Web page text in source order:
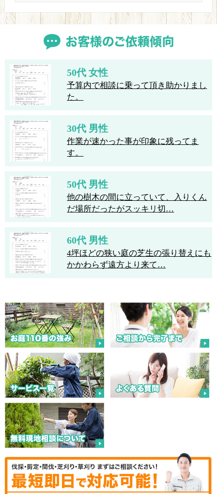
50代 女性
予算内で相談に乗って頂き助かりまし
た。
30代 男性
作業が速かった事が印象に残ってま
す。
50代 男性
他の樹木の間に立っていて、入りくん
だ場所だったがスッキリ切…
60代 男性
4坪ほどの狭い庭の芝生の張り替えにも
かかわらず遠方より来て…